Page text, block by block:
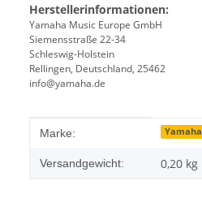
Herstellerinformationen:
Yamaha Music Europe GmbH
Siemensstraße 22-34
Schleswig-Holstein
Rellingen, Deutschland, 25462
info@yamaha.de
Produkteigenschaft
Wert
Marke: Yamaha
Versandgewicht: 0,20 kg